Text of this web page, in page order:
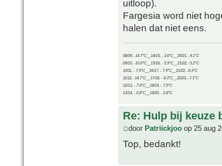
uitloop).
Fargesia word niet
halen dat niet eens.
08/09, -14.7°C__14/15, - 3.6°C__20/21, -9.1°C
09/10, -10.0°C__15/16, - 5.9°C__21/22, -5.2°C
10/11, - 7.9°C__16/17, - 7.9°C__21/22, -6.9°C
11/12, -14.7°C__17/18, - 8.3°C__22/23, -7.1°C
12/13, - 7.9°C__18/19, - 7.5°C
13/14, - 0.8°C__19/20, - 2.8°C
Re: Hulp bij keuze
door Patriickjoo op 25 aug
Top, bedankt!